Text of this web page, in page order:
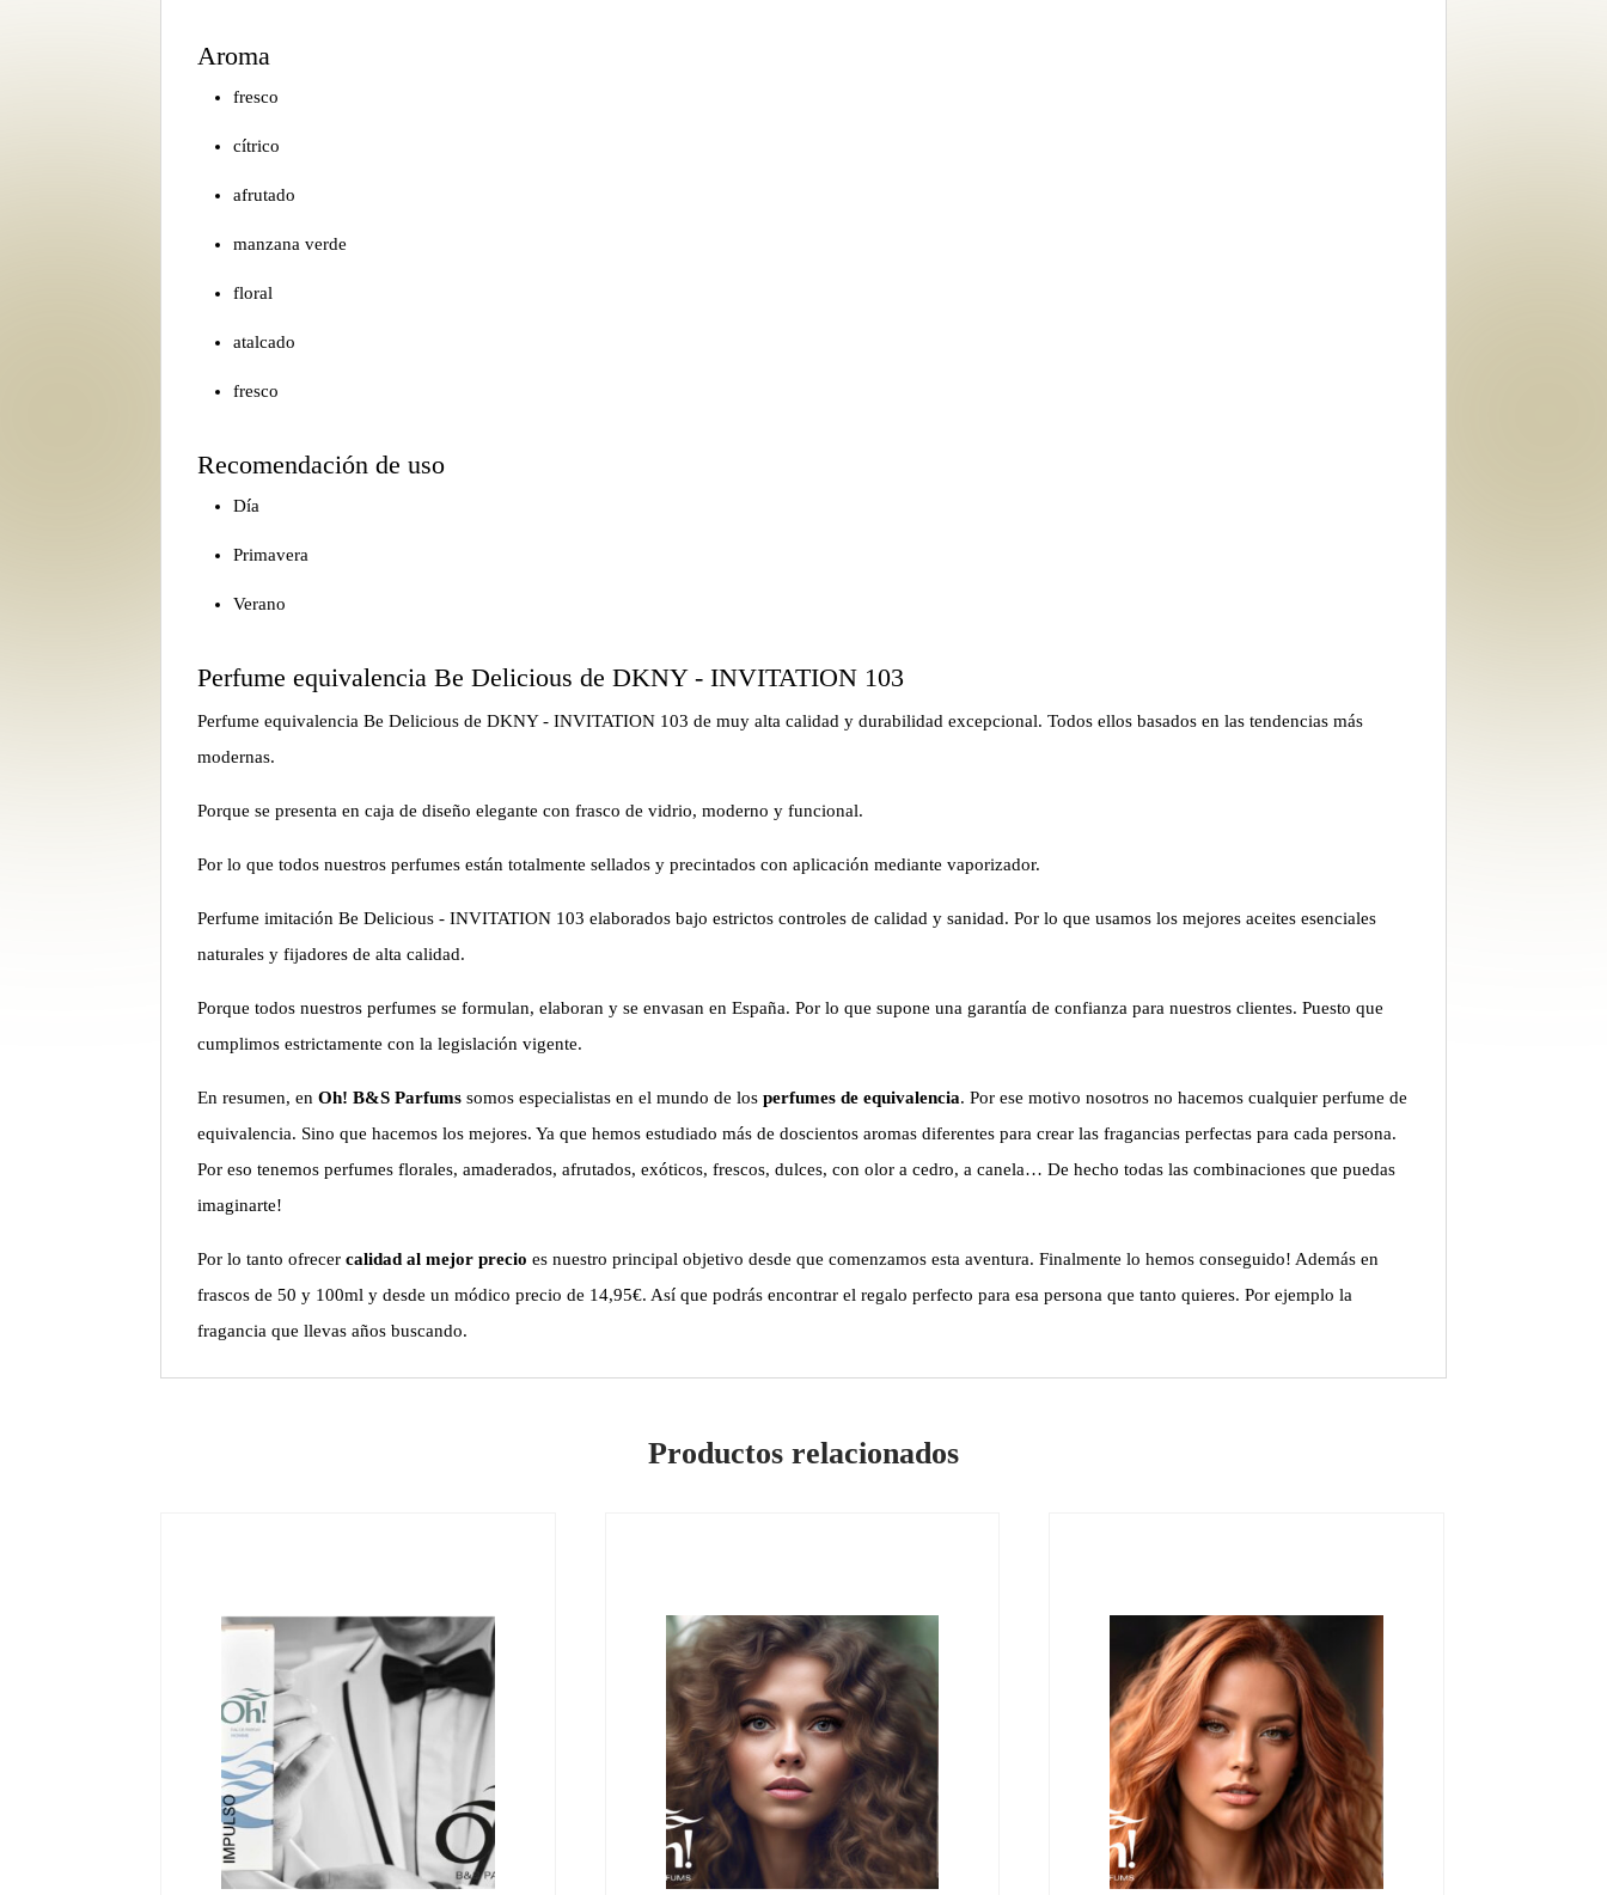
Aroma
fresco
cítrico
afrutado
manzana verde
floral
atalcado
fresco
Recomendación de uso
Día
Primavera
Verano
Perfume equivalencia Be Delicious de DKNY - INVITATION 103
Perfume equivalencia Be Delicious de DKNY - INVITATION 103 de muy alta calidad y durabilidad excepcional. Todos ellos basados en las tendencias más
modernas.
Porque se presenta en caja de diseño elegante con frasco de vidrio, moderno y funcional.
Por lo que todos nuestros perfumes están totalmente sellados y precintados con aplicación mediante vaporizador.
Perfume imitación Be Delicious - INVITATION 103 elaborados bajo estrictos controles de calidad y sanidad. Por lo que usamos los mejores aceites esenciales
naturales y fijadores de alta calidad.
Porque todos nuestros perfumes se formulan, elaboran y se envasan en España. Por lo que supone una garantía de confianza para nuestros clientes. Puesto que
cumplimos estrictamente con la legislación vigente.
En resumen, enOh! B&S Parfums somos especialistas en el mundo de losperfumes de equivalencia. Por ese motivo nosotros no hacemos cualquier perfume de
equivalencia. Sino que hacemos los mejores. Ya que hemos estudiado más de doscientos aromas diferentes para crear las fragancias perfectas para cada persona.
Por eso tenemos perfumes florales, amaderados, afrutados, exóticos, frescos, dulces, con olor a cedro, a canela… De hecho todas las combinaciones que puedas
imaginarte!
Por lo tanto ofrecercalidad al mejor precio es nuestro principal objetivo desde que comenzamos esta aventura. Finalmente lo hemos conseguido! Además en
frascos de 50 y 100ml y desde un módico precio de 14,95€. Así que podrás encontrar el regalo perfecto para esa persona que tanto quieres. Por ejemplo la
fragancia que llevas años buscando.
Productos relacionados